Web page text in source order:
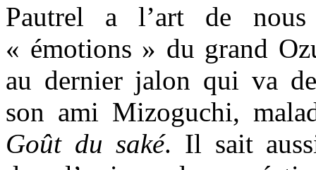
Pautrel a l’art de
« émotions » du grand
au dernier jalon qui va de
son ami Mizoguchi,
Goût du saké. Il sait